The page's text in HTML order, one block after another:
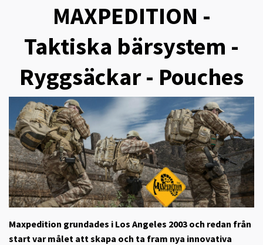
MAXPEDITION -
Taktiska bärsystem -
Ryggsäckar - Pouches
Maxpedition grundades i Los Angeles 2003 och redan från
start var målet att skapa och ta fram nya innovativa